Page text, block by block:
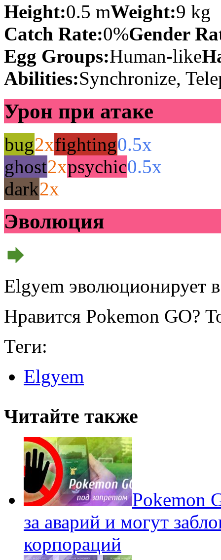
Height:0.5 mWeight:9 kg
Catch Rate:0%Gender
Egg Groups:Human-like
Abilities:Synchronize,
Урон при атаке
bug2xfighting0.5x
ghost2xpsychic0.5x
dark2x
Эволюция
Elgyem эволюционирует
Нравится Pokemon GO?
Теги:
Elgyem
Читайте также
Pokеmon
за аварий и могут
корпораций